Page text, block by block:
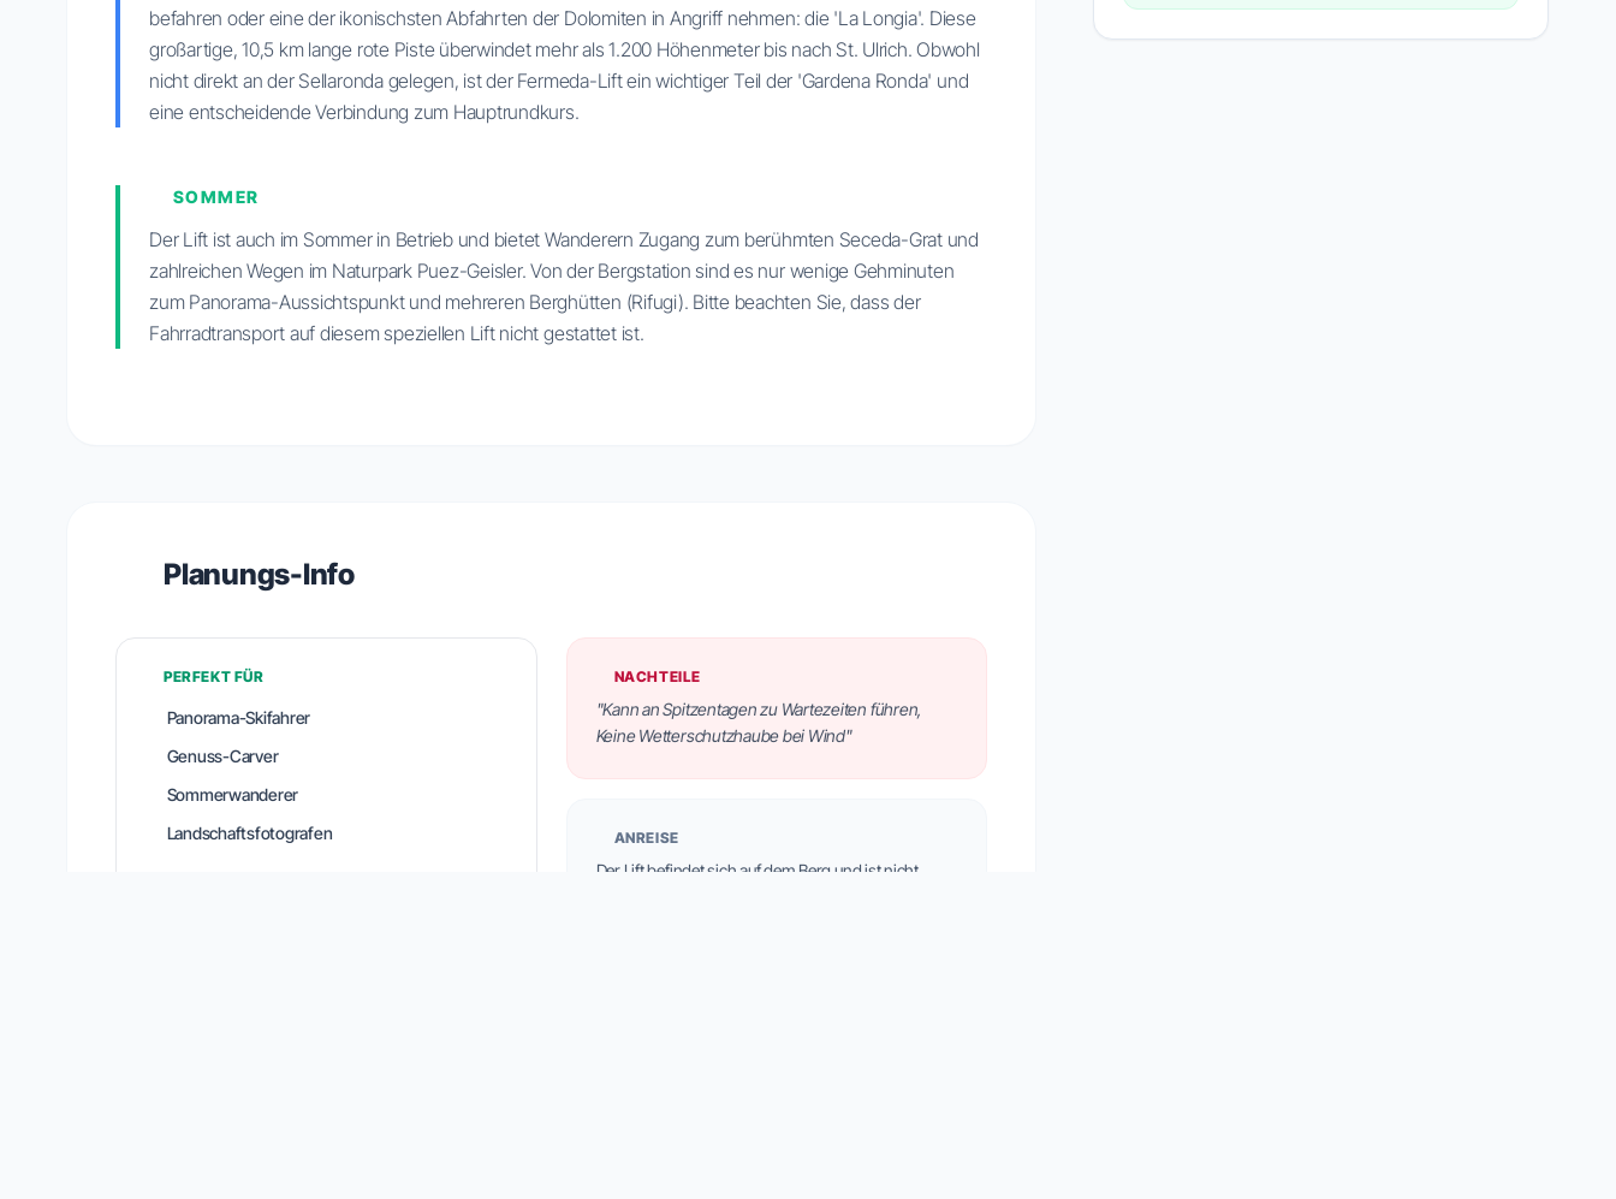
befahren oder eine der ikonischsten Abfahrten der Dolomiten in Angriff nehmen: die 'La Longia'. Diese
großartige, 10,5 km lange rote Piste überwindet mehr als 1.200 Höhenmeter bis nach St. Ulrich. Obwohl
nicht direkt an der Sellaronda gelegen, ist der Fermeda-Lift ein wichtiger Teil der 'Gardena Ronda' und
eine entscheidende Verbindung zum Hauptrundkurs.
SOMMER
Der Lift ist auch im Sommer in Betrieb und bietet Wanderern Zugang zum berühmten Seceda-Grat und
zahlreichen Wegen im Naturpark Puez-Geisler. Von der Bergstation sind es nur wenige Gehminuten
zum Panorama-Aussichtspunkt und mehreren Berghütten (Rifugi). Bitte beachten Sie, dass der
Fahrradtransport auf diesem speziellen Lift nicht gestattet ist.
Planungs-Info
PERFEKT FÜR
Panorama-Skifahrer
Genuss-Carver
Sommerwanderer
Landschaftsfotografen
NACHTEILE
"Kann an Spitzentagen zu Wartezeiten führen,
Keine Wetterschutzhaube bei Wind"
ANREISE
Der Lift befindet sich auf dem Berg und ist nicht